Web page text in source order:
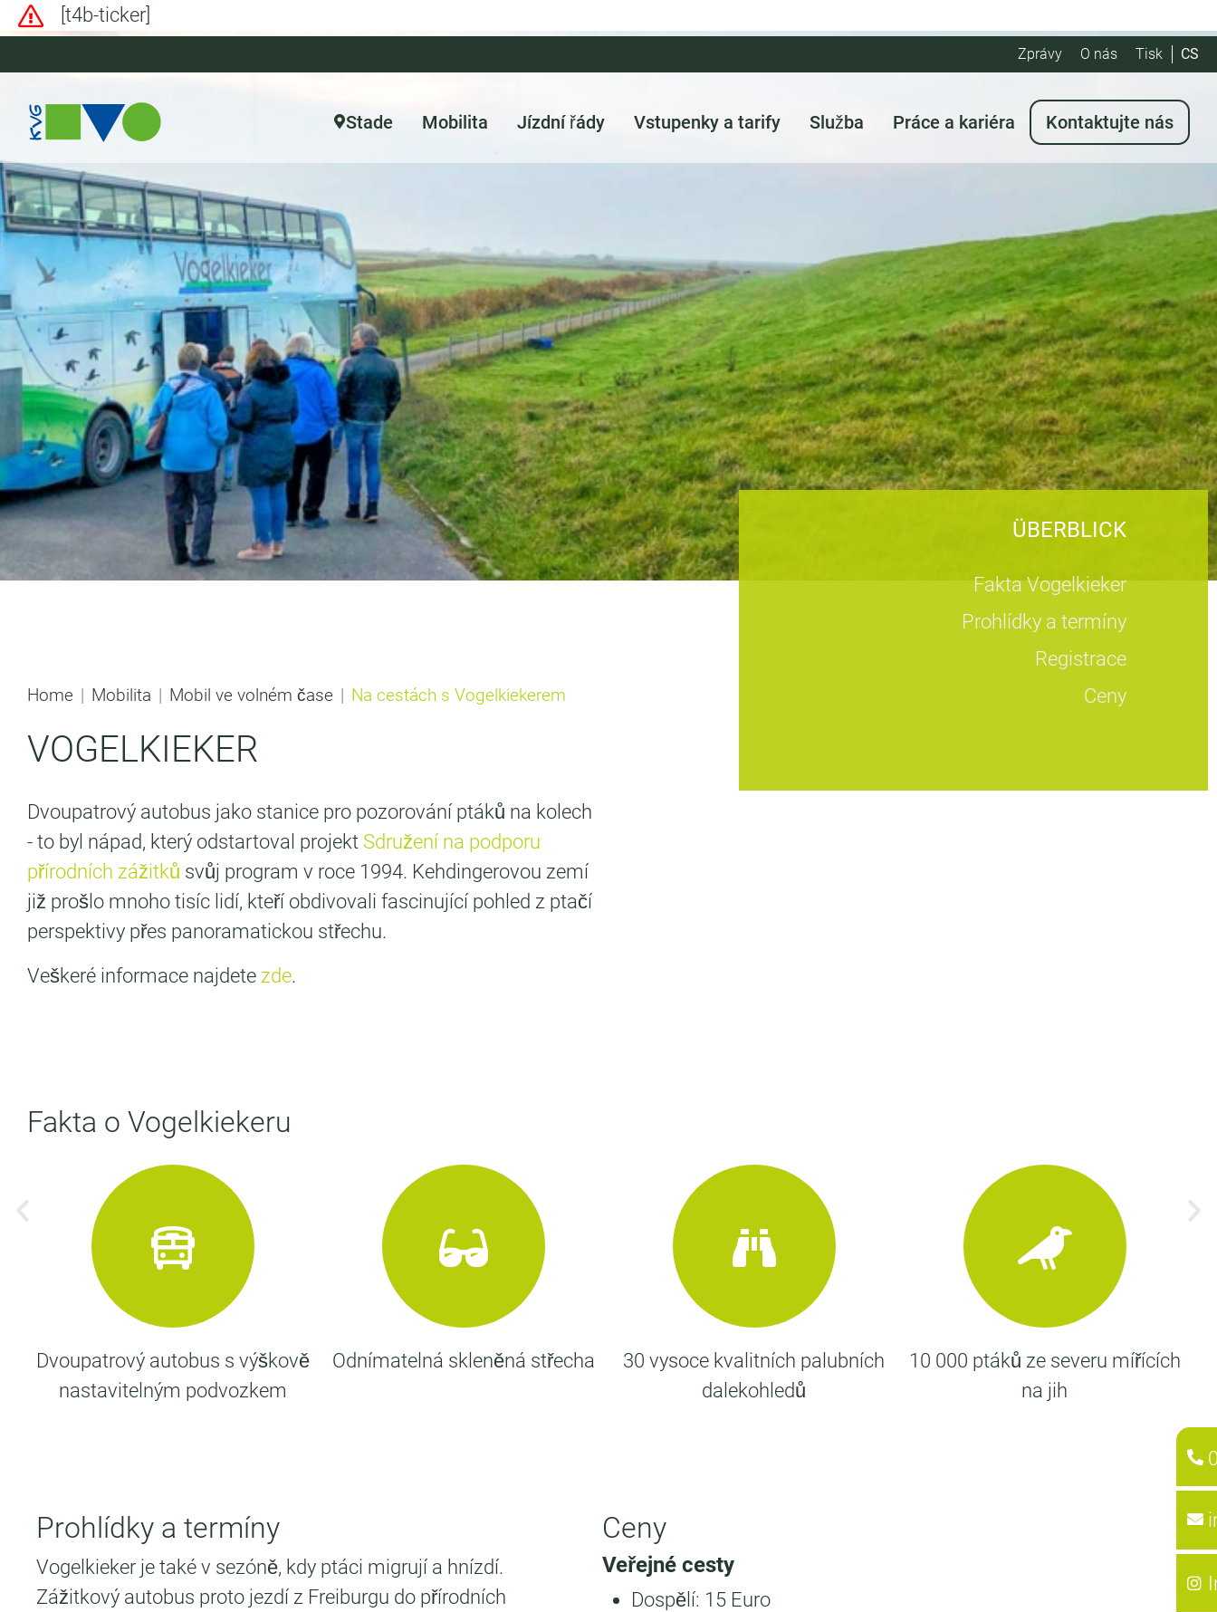
[t4b-ticker]
Zprávy O nás Tisk CS
Stade Mobilita Jízdní řády Vstupenky a tarify Služba Práce a kariéra Kontaktujte nás
ÜBERBLICK
Fakta Vogelkieker
Prohlídky a termíny
Registrace
Ceny
Home Mobilita Mobil ve volném čase Na cestách s Vogelkiekerem
VOGELKIEKER
Dvoupatrový autobus jako stanice pro pozorování ptáků na kolech
- to byl nápad, který odstartoval projekt Sdružení na podporu
přírodních zážitků svůj program v roce 1994. Kehdingerovou zemí
již prošlo mnoho tisíc lidí, kteří obdivovali fascinující pohled z ptačí
perspektivy přes panoramatickou střechu.
Veškeré informace najdete zde.
Fakta o Vogelkiekeru
Dvoupatrový autobus s výškově
nastavitelným podvozkem
Odnímatelná skleněná střecha
30 vysoce kvalitních palubních
dalekohledů
10 000 ptáků ze severu mířících
na jih
Prohlídky a termíny
Vogelkieker je také v sezóně, kdy ptáci migrují a hnízdí.
Zážitkový autobus proto jezdí z Freiburgu do přírodních
Ceny
Veřejné cesty
Dospělí: 15 Euro